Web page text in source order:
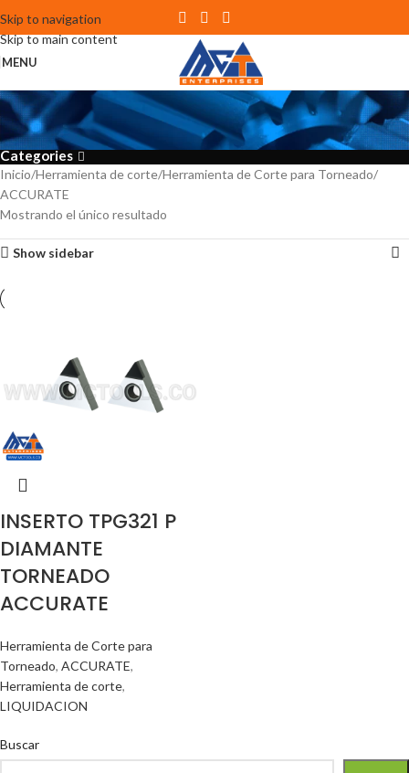
Skip to navigation
Skip to main content
MENU
ACCURATE
Categories
Buscar
Inicio Herramienta de corte Herramienta de Corte para Torneado
ACCURATE
Mostrando el único resultado
Show sidebar
INSERTO TPG321 P
DIAMANTE
TORNEADO
ACCURATE
Herramienta de Corte para
Torneado, ACCURATE,
Herramienta de corte,
LIQUIDACION